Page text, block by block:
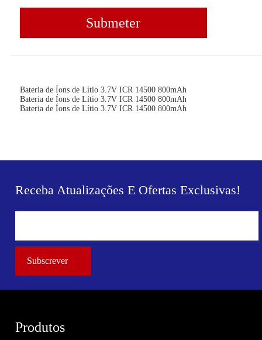
Submeter
Bateria de Íons de Lítio 3.7V ICR 14500 800mAh
Bateria de Íons de Lítio 3.7V ICR 14500 800mAh
Bateria de Íons de Lítio 3.7V ICR 14500 800mAh
Receba Atualizações E Ofertas Exclusivas!
Produtos